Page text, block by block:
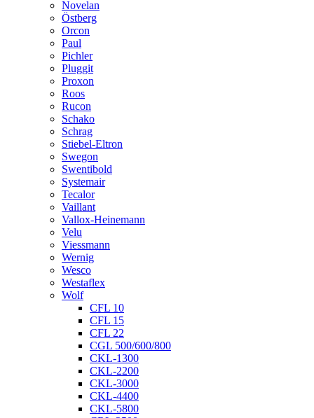
Novelan
Östberg
Orcon
Paul
Pichler
Pluggit
Proxon
Roos
Rucon
Schako
Schrag
Stiebel-Eltron
Swegon
Swentibold
Systemair
Tecalor
Vaillant
Vallox-Heinemann
Velu
Viessmann
Wernig
Wesco
Westaflex
Wolf
CFL 10
CFL 15
CFL 22
CGL 500/600/800
CKL-1300
CKL-2200
CKL-3000
CKL-4400
CKL-5800